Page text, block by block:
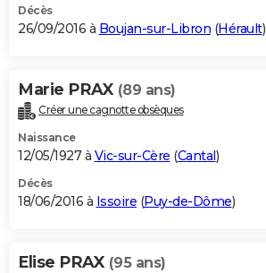
Décès
26/09/2016 à Boujan-sur-Libron (Hérault)
Marie PRAX (89 ans)
Créer une cagnotte obsèques
Naissance
12/05/1927 à Vic-sur-Cère (Cantal)
Décès
18/06/2016 à Issoire (Puy-de-Dôme)
Elise PRAX (95 ans)